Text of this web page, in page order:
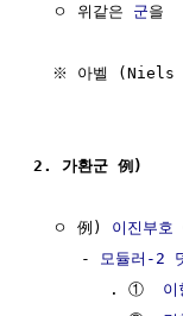
  ㅇ 위같은
군을
※ 아벨 (Niels
2. 가환군 例)
  ㅇ 例)
이진부호
     -
모듈러-2
        . ①
이